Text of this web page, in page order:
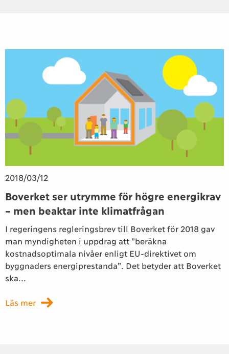
2018/03/12
Boverket ser utrymme för högre energikrav
– men beaktar inte klimatfrågan
I regeringens regleringsbrev till Boverket för 2018 gav
man myndigheten i uppdrag att ”beräkna
kostnadsoptimala nivåer enligt EU-direktivet om
byggnaders energiprestanda”. Det betyder att Boverket
ska...
Läs mer